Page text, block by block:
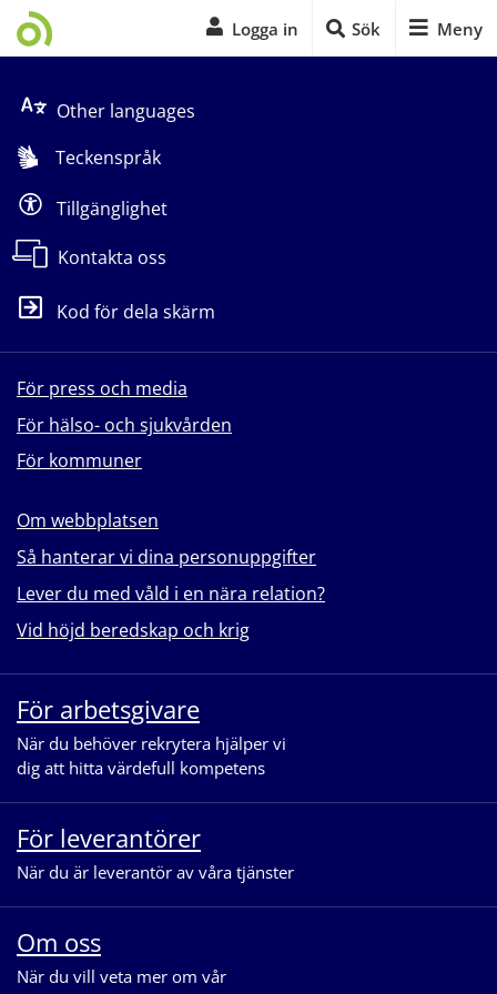
Logga in Sök Meny
Other languages
Teckenspråk
Tillgänglighet
Kontakta oss
Kod för dela skärm
För press och media
För hälso- och sjukvården
För kommuner
Om webbplatsen
Så hanterar vi dina personuppgifter
Lever du med våld i en nära relation?
Vid höjd beredskap och krig
För arbetsgivare
När du behöver rekrytera hjälper vi
dig att hitta värdefull kompetens
För leverantörer
När du är leverantör av våra tjänster
Om oss
När du vill veta mer om vår